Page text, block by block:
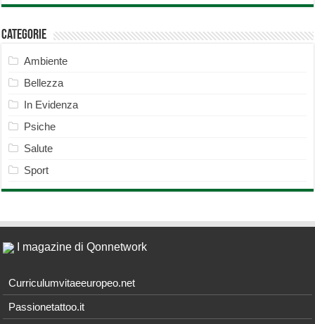
Categorie
Ambiente
Bellezza
In Evidenza
Psiche
Salute
Sport
I magazine di Qonnetwork
Curriculumvitaeeuropeo.net
Passionetattoo.it